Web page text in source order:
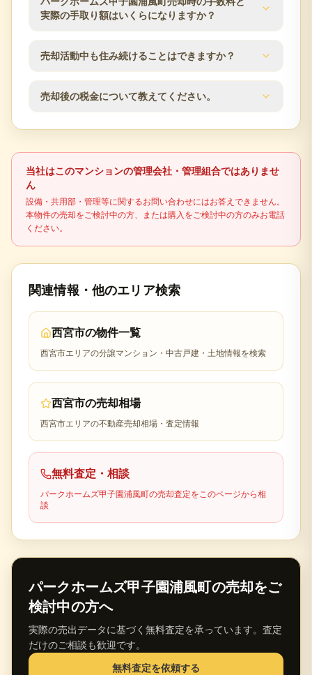
応のしやすさによって変わります。査定時に近隣の
の目安をご案内します。
実際の手取り額はいくらになりますか？
仲介手数料は成約価格の3％+6万円（税別）が上限で
す。登記費用、住宅ローン残債、譲渡所得税の可能
性なども含め、査定時に概算の手取り額を確認でき
ます。
売却活動中も住み続けることはできますか？
はい、居住しながらの売却活動が可能です。見学希
望者との日程調整など、ご都合に合わせて柔軟に対
売却後の税金について教えてください。
不動産売却時には譲渡所得税が発生する場合があり
士などの専門家に確認してください。
当社はこのマンションの管理会社・管理組合ではありませ
ん
設備・共用部・管理等に関するお問い合わせにはお答えできません。
本物件の売却をご検討中の方、または購入をご検討中の方のみお電話
ください。
関連情報・他のエリア検索
西宮市の物件一覧
西宮市エリアの分譲マンション・中古戸建・土地情報を検索
西宮市の売却相場
西宮市エリアの不動産売却相場・査定情報
無料査定・相談
パークホームズ甲子園浦風町の売却査定をこのページから相
談
パークホームズ甲子園浦風町の売却をご
検討中の方へ
実際の売出データに基づく無料査定を承っています。査定
だけのご相談も歓迎です。
無料査定を依頼する